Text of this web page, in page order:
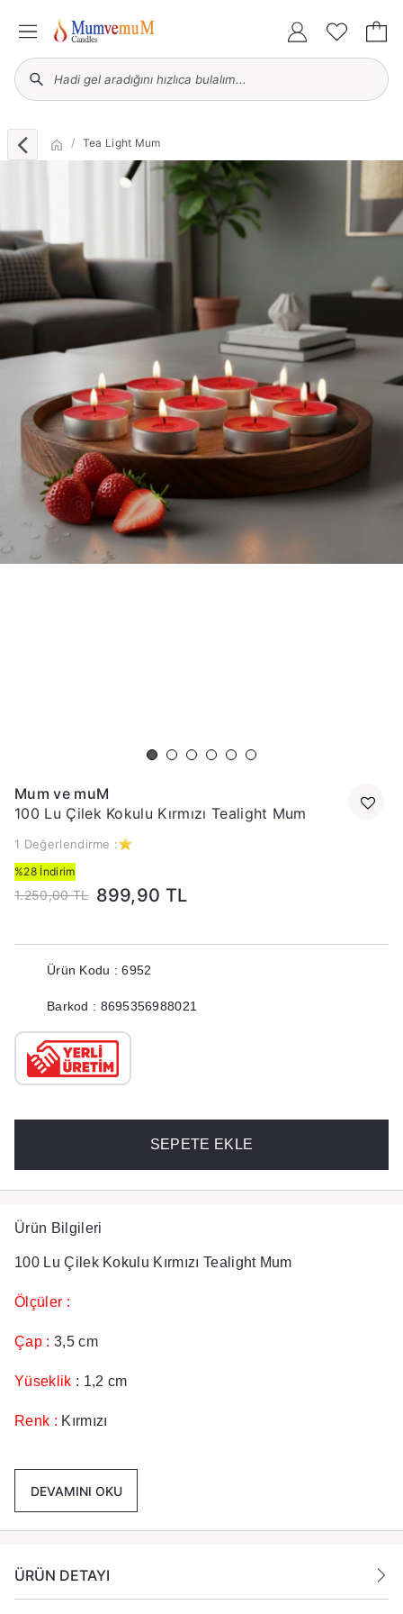
Tea Light Mum
Mum ve muM
100 Lu Çilek Kokulu Kırmızı Tealight Mum
1 Değerlendirme :
%28 İndirim
1.250,00 TL 899,90 TL
Ürün Kodu : 6952
Barkod : 8695356988021
SEPETE EKLE
Ürün Bilgileri
100 Lu Çilek Kokulu Kırmızı Tealight Mum
Ölçüler :
Çap : 3,5 cm
Yüseklik : 1,2 cm
Renk : Kırmızı
Yanma Süresi :3,5 + Saat
Ürün Açıklaması:
DEVAMINI OKU
ÜRÜN DETAYI